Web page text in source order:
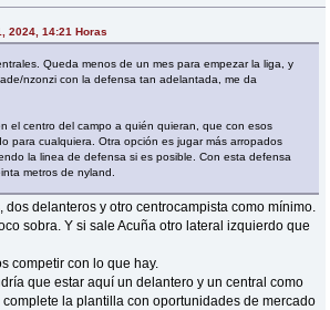
2024, 14:21 Horas
Queda menos de un mes para empezar la liga, y
nzonzi con la defensa tan adelantada, me da
el centro del campo a quién quieran, que con esos
para cualquiera. Otra opción es jugar más arropados
la linea de defensa si es posible. Con esta defensa
metros de nyland.
dos delanteros y otro centrocampista como mínimo.
sobra. Y si sale Acuña otro lateral izquierdo que
competir con lo que hay.
que estar aquí un delantero y un central como
la plantilla con oportunidades de mercado